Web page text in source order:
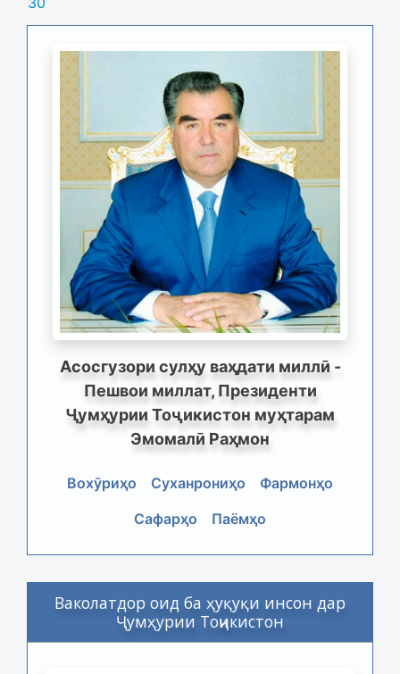
Асосгузори сулҳу ваҳдати миллӣ -
Пешвои миллат, Президенти
Ҷумҳурии Тоҷикистон муҳтарам
Эмомалӣ Раҳмон
Вохӯриҳо Суханрониҳо
Фармонҳо
Сафарҳо
Паёмҳо
Ваколатдор оид ба ҳуқуқи инсон дар
Ҷумҳурии Тоҷикистон